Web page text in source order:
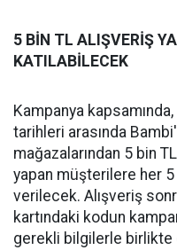
5 BİN TL ALIŞVERİŞ
KATILABİLECEK
Kampanya
tarihleri arasında
mağazalarından 5 bin
yapan müşterilere her
verilecek. Alışveriş
kartındaki kodun
gerekli bilgilerle birlikte